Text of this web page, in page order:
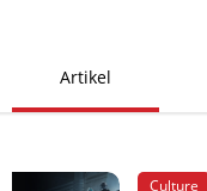
Artikel
Culture